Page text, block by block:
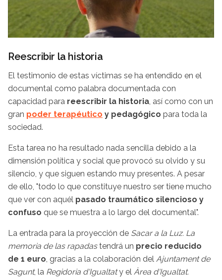
Reescribir la historia
El testimonio de estas víctimas se ha entendido en el
documental como palabra documentada con
capacidad para reescribir la historia, así como con un
gran poder terapéutico y pedagógico para toda la
sociedad.
Esta tarea no ha resultado nada sencilla debido a la
dimensión política y social que provocó su olvido y su
silencio, y que siguen estando muy presentes. A pesar
de ello, "todo lo que constituye nuestro ser tiene mucho
que ver con aquél pasado traumático silencioso y
confuso que se muestra a lo largo del documental".
La entrada para la proyección de Sacar a la Luz. La
memoria de las rapadastendrá un precio reducido
de 1 euro, gracias a la colaboración del Ajuntament de
Sagunt, la Regidoria d'Igualtaty el Àrea d'Igualtat.